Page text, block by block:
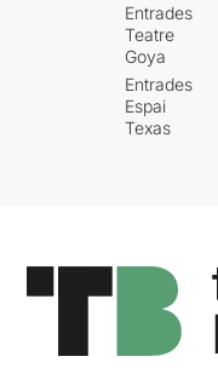
Entrades
Teatre
Goya
Entrades
Espai
Texas